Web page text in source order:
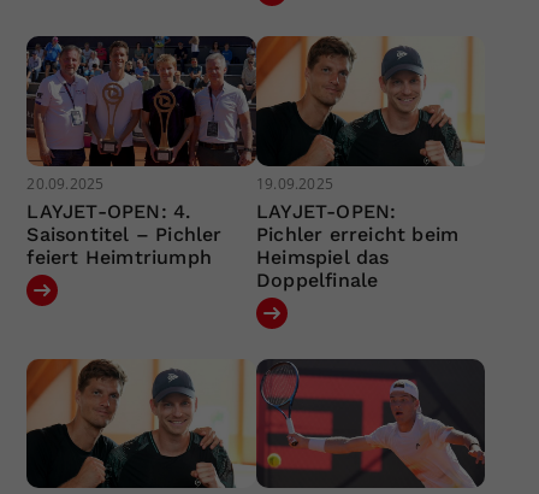
20.09.2025
LAYJET-OPEN: 4.
Saisontitel – Pichler
feiert Heimtriumph
19.09.2025
LAYJET-OPEN:
Pichler erreicht beim
Heimspiel das
Doppelfinale